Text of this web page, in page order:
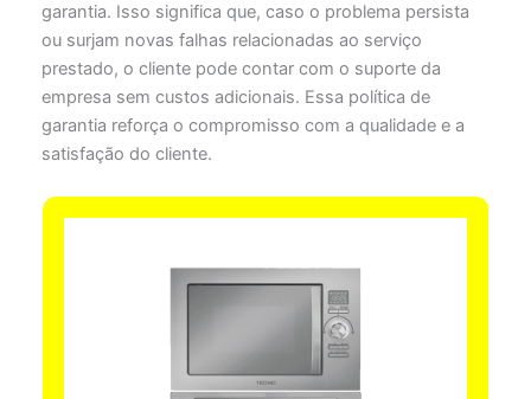
garantia. Isso significa que, caso o problema persista
ou surjam novas falhas relacionadas ao serviço
prestado, o cliente pode contar com o suporte da
empresa sem custos adicionais. Essa política de
garantia reforça o compromisso com a qualidade e a
satisfação do cliente.